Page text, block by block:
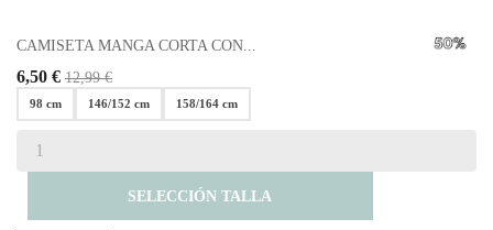
CAMISETA MANGA CORTA CON...
6,50 € 12,99 €
98 cm 146/152 cm 158/164 cm
SELECCIÓN TALLA